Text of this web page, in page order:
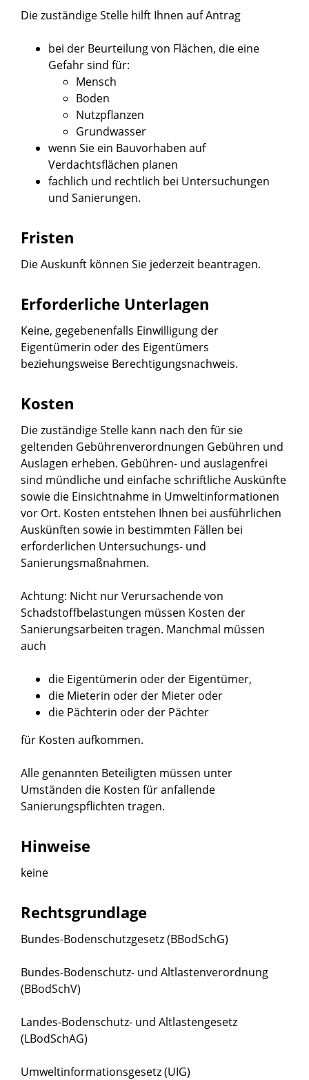
Die zuständige Stelle hilft Ihnen auf Antrag
bei der Beurteilung von Flächen, die eine
Gefahr sind für:
Mensch
Boden
Nutzpflanzen
Grundwasser
wenn Sie ein Bauvorhaben auf
Verdachtsflächen planen
fachlich und rechtlich bei Untersuchungen
und Sanierungen.
Fristen
Die Auskunft können Sie jederzeit beantragen.
Erforderliche Unterlagen
Keine, gegebenenfalls Einwilligung der
Eigentümerin oder des Eigentümers
beziehungsweise Berechtigungsnachweis.
Kosten
Die zuständige Stelle kann nach den für sie
geltenden Gebührenverordnungen Gebühren und
Auslagen erheben. Gebühren- und auslagenfrei
sind mündliche und einfache schriftliche Auskünfte
sowie die Einsichtnahme in Umweltinformationen
vor Ort. Kosten entstehen Ihnen bei ausführlichen
Auskünften sowie in bestimmten Fällen bei
erforderlichen Untersuchungs- und
Sanierungsmaßnahmen.
Achtung: Nicht nur Verursachende von
Schadstoffbelastungen müssen Kosten der
Sanierungsarbeiten tragen. Manchmal müssen
auch
die Eigentümerin oder der Eigentümer,
die Mieterin oder der Mieter oder
die Pächterin oder der Pächter
für Kosten aufkommen.
Alle genannten Beteiligten müssen unter
Umständen die Kosten für anfallende
Sanierungspflichten tragen.
Hinweise
keine
Rechtsgrundlage
Bundes-Bodenschutzgesetz (BBodSchG)
Bundes-Bodenschutz- und Altlastenverordnung
(BBodSchV)
Landes-Bodenschutz- und Altlastengesetz
(LBodSchAG)
Umweltinformationsgesetz (UIG)